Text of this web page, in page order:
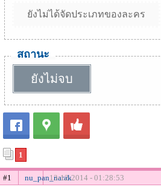
ยังไม่ได้จัดประเภทของละคร
สถานะ
ยังไม่จบ
1
#1 nu_pan_narak13-12-2014 - 01:28:53